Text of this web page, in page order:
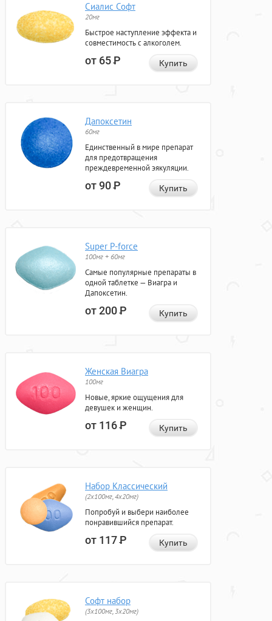
Сиалис Софт
20мг
Быстрое наступление эффекта и
совместимость с алкоголем.
от 65Р Купить
Дапоксетин
60мг
Единственный в мире препарат
для предотвращения
преждевременной эякуляции.
от 90Р Купить
Super P-force
100мг + 60мг
Самые популярные препараты в
одной таблетке — Виагра и
Дапоксетин.
от 200Р Купить
Женская Виагра
100мг
Новые, яркие ощущения для
девушек и женщин.
от 116Р Купить
Набор Классический
(2x100мг, 4x20мг)
Попробуй и выбери наиболее
понравившийся препарат.
от 117Р Купить
Софт набор
(3x100мг, 3x20мг)